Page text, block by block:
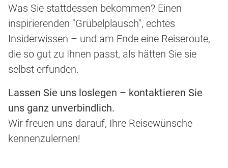
Was Sie stattdessen bekommen? Einen
inspirierenden "Grübelplausch", echtes
Insiderwissen – und am Ende eine Reiseroute,
die so gut zu Ihnen passt, als hätten Sie sie
selbst erfunden.
Lassen Sie uns loslegen – kontaktieren Sie
uns ganz unverbindlich.
Wir freuen uns darauf, Ihre Reisewünsche
kennenzulernen!